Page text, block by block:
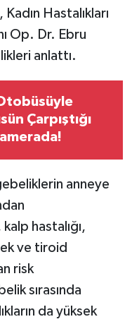
Hastalıkları
Op. Dr. Ebru
anlattı.
Çarpıştığı
anneye
hastalığı,
ve tiroid
risk
sırasında
da yüksek